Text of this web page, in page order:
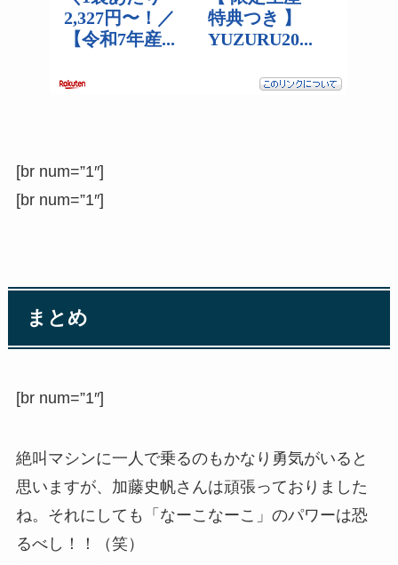
[br num=”1″]
[br num=”1″]
まとめ
[br num=”1″]
絶叫マシンに一人で乗るのもかなり勇気がいると
思いますが、加藤史帆さんは頑張っておりました
ね。それにしても「なーこなーこ」のパワーは恐
るべし！！（笑）